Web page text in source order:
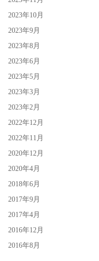
2023年10月
2023年9月
2023年8月
2023年6月
2023年5月
2023年3月
2023年2月
2022年12月
2022年11月
2020年12月
2020年4月
2018年6月
2017年9月
2017年4月
2016年12月
2016年8月